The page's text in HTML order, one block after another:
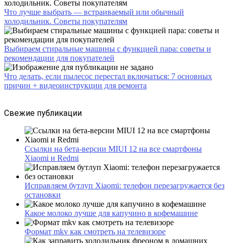
Что лучше выбрать — встраиваемый или обычный
холодильник. Советы покупателям
Выбираем стиральные машины с функцией пара: советы и
рекомендации для покупателей
Что делать, если пылесос перестал включаться: 7 основных
причин + видеоинструкции для ремонта
Свежие публикации
Ссылки на бета-версии MIUI 12 на все смартфоны
Xiaomi и Redmi
Исправляем бутлуп Xiaomi: телефон перезагружается без
остановки
Какое молоко лучше для капучино в кофемашине
Формат mkv как смотреть на телевизоре